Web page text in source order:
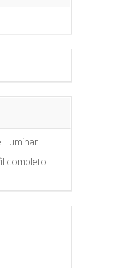
Luminar
completo